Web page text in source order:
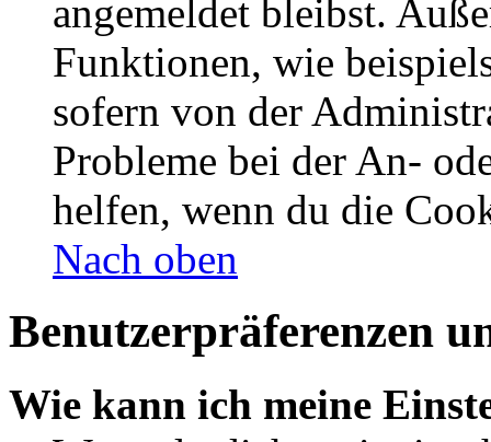
angemeldet bleibst.
Funktionen, wie
sofern von der
Probleme bei der An-
helfen, wenn du die
Nach oben
Benutzerpräferenzen
Wie kann ich meine